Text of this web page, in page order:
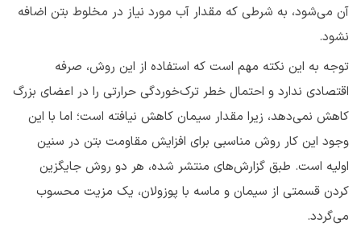
آن می‌شود، به شرطی که مقدار آب مورد نیاز در مخلوط بتن اضافه
نشود.
توجه به این نکته مهم است که استفاده از این روش، صرفه
اقتصادی ندارد و احتمال خطر ترک‌خوردگی حرارتی را در اعضای بزرگ
کاهش نمی‌دهد، زیرا مقدار سیمان کاهش نیافته است؛ اما با این
وجود این کار روش مناسبی برای افزایش مقاومت بتن در سنین
اولیه است. طبق گزارش‌های منتشر شده، هر دو روش جایگزین
کردن قسمتی از سیمان و ماسه با پوزولان، یک مزیت محسوب
می‌گردد.